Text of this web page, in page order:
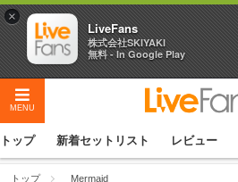
MENU
トップ 新着セットリスト レビュー
トップ Mermaid
×
LiveFans
株式会社SKIYAKI
無料 - In Google Play